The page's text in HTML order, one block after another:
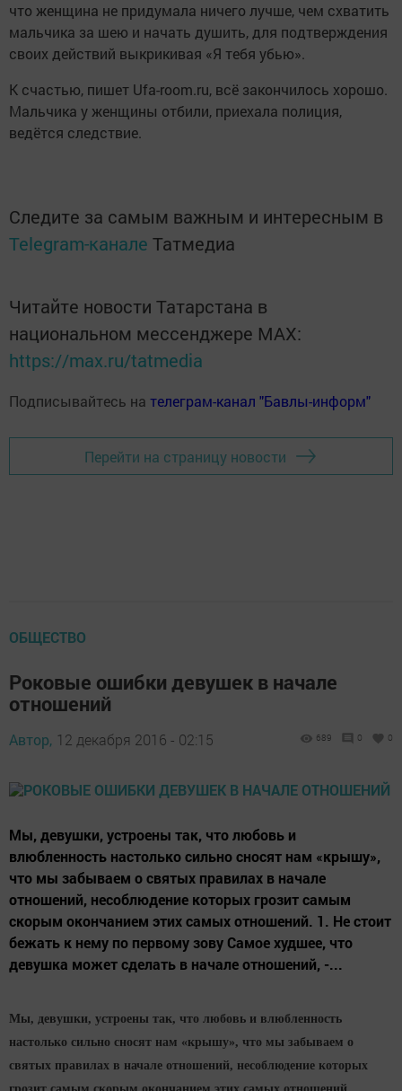
что женщина не придумала ничего лучше, чем схватить
мальчика за шею и начать душить, для подтверждения
своих действий выкрикивая «Я тебя убью».
К счастью, пишет Ufa-room.ru, всё закончилось хорошо.
Мальчика у женщины отбили, приехала полиция,
ведётся следствие.
Следите за самым важным и интересным в
Telegram-канале Татмедиа
Читайте новости Татарстана в
национальном мессенджере MАХ:
https://max.ru/tatmedia
Подписывайтесь на телеграм-канал "Бавлы-информ"
Перейти на страницу новости
ОБЩЕСТВО
Роковые ошибки девушек в начале
отношений
Автор, 12 декабря 2016 - 02:15 689 0 0
Мы, девушки, устроены так, что любовь и
влюбленность настолько сильно сносят нам «крышу»,
что мы забываем о святых правилах в начале
отношений, несоблюдение которых грозит самым
скорым окончанием этих самых отношений. 1. Не стоит
бежать к нему по первому зову Самое худшее, что
девушка может сделать в начале отношений, -...
Мы, девушки, устроены так, что любовь и влюбленность
настолько сильно сносят нам «крышу», что мы забываем о
святых правилах в начале отношений, несоблюдение которых